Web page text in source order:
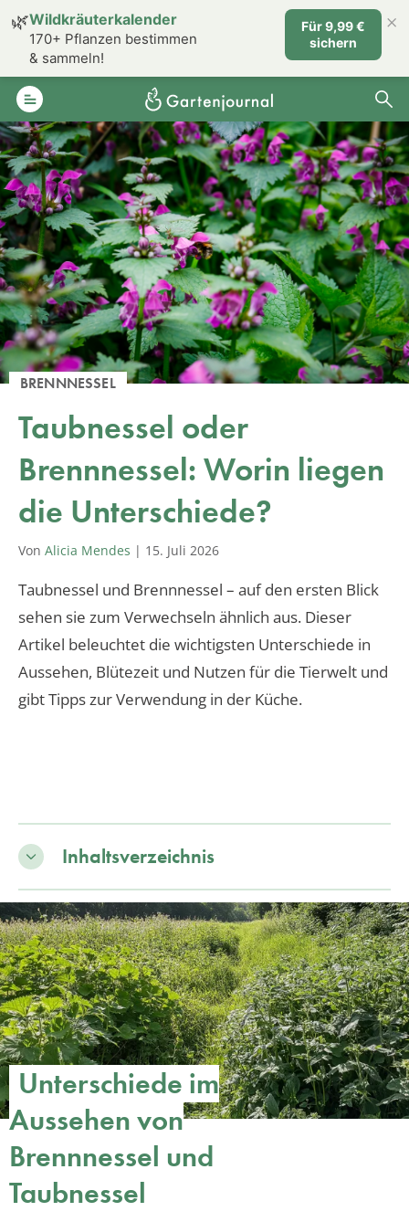
BRENNNESSEL
Taubnessel oder
Brennnessel: Worin liegen
die Unterschiede?
Von Alicia Mendes | 15. Juli 2026
Taubnessel und Brennnessel – auf den ersten Blick
sehen sie zum Verwechseln ähnlich aus. Dieser
Artikel beleuchtet die wichtigsten Unterschiede in
Aussehen, Blütezeit und Nutzen für die Tierwelt und
gibt Tipps zur Verwendung in der Küche.
Inhaltsverzeichnis
Unterschiede im
Aussehen von
Brennnessel und
Taubnessel
🌿Wildkräuterkalender
170+ Pflanzen bestimmen
& sammeln!
Für 9,99 €
sichern
×